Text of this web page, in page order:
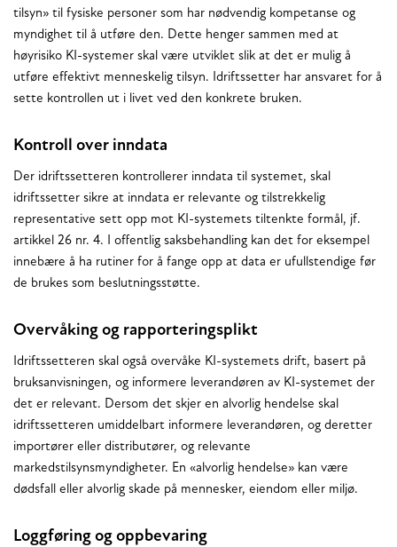
tilsyn» til fysiske personer som har nødvendig kompetanse og
myndighet til å utføre den. Dette henger sammen med at
høyrisiko KI-systemer skal være utviklet slik at det er mulig å
utføre effektivt menneskelig tilsyn. Idriftssetter har ansvaret for å
sette kontrollen ut i livet ved den konkrete bruken.
Kontroll over inndata
Der idriftssetteren kontrollerer inndata til systemet, skal
idriftssetter sikre at inndata er relevante og tilstrekkelig
representative sett opp mot KI-systemets tiltenkte formål, jf.
artikkel 26 nr. 4. I offentlig saksbehandling kan det for eksempel
innebære å ha rutiner for å fange opp at data er ufullstendige før
de brukes som beslutningsstøtte.
Overvåking og rapporteringsplikt
Idriftssetteren skal også overvåke KI-systemets drift, basert på
bruksanvisningen, og informere leverandøren av KI-systemet der
det er relevant. Dersom det skjer en alvorlig hendelse skal
idriftssetteren umiddelbart informere leverandøren, og deretter
importører eller distributører, og relevante
markedstilsynsmyndigheter. En «alvorlig hendelse» kan være
dødsfall eller alvorlig skade på mennesker, eiendom eller miljø.
Loggføring og oppbevaring